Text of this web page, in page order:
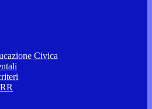
Civica